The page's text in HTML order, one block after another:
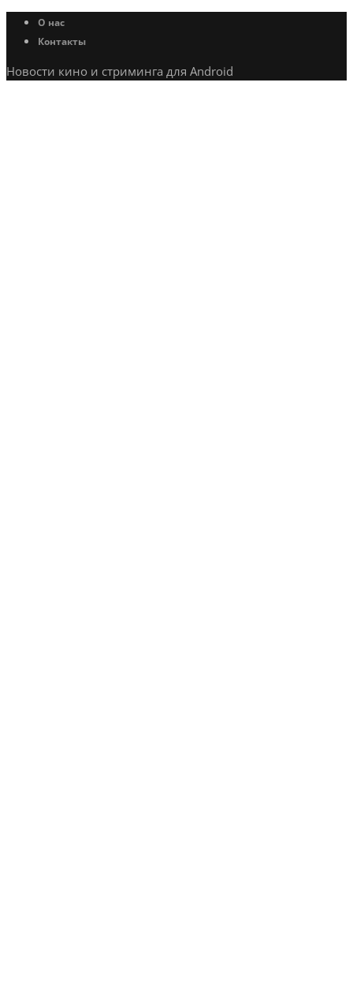
О нас
Контакты
Новости кино и стриминга для Android